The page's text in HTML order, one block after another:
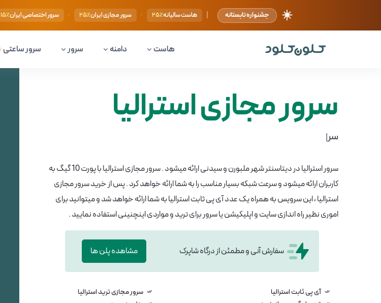
☀️ جشنواره تابستانه هاست سالیانه۲۵٪ · سرور مجازی ایران۲۵٪ · سرور اختصاصی ایران۱۵٪
هاست دامنه سرور سرور ساعتی
سرور مجازی استرالیا
سرور مجازی
سرور استرالیا در دیتاسنتر شهر ملبورن و سیدنی ارائه میشود . سرور مجازی استرالیا با پورت 10 گیگ به
کاربران ارائه میشود و سرعت شبکه بسیار مناسب را به شما ارائه خواهد کرد . پس از خرید سرور مجازی
استرالیا ، این سرویس به همراه یک عدد آی پی ثابت استرالیا به شما ارائه خواهد شد و میتوانید برای
اموری نظیر راه اندازی سایت و اپلیکیشن یا سرور برای ترید و مواردی اینچنینی استفاده نمایید .
سفارش آنی و مطمئن از درگاه شاپرک مشاهده پلن ها
آی پی ثابت استرالیا
سرور مجازی ترید استرالیا